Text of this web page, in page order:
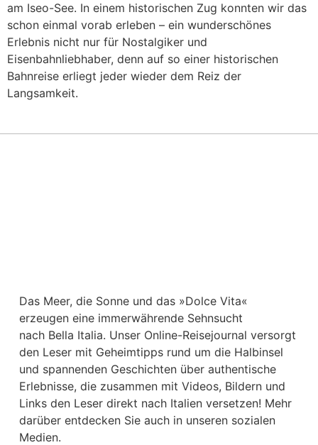
am Iseo-See. In einem historischen Zug konnten wir das
schon einmal vorab erleben – ein wunderschönes
Erlebnis nicht nur für Nostalgiker und
Eisenbahnliebhaber, denn auf so einer historischen
Bahnreise erliegt jeder wieder dem Reiz der
Langsamkeit.
Das Meer, die Sonne und das »Dolce Vita«
erzeugen eine immerwährende Sehnsucht
nach Bella Italia. Unser Online-Reisejournal versorgt
den Leser mit Geheimtipps rund um die Halbinsel
und spannenden Geschichten über authentische
Erlebnisse, die zusammen mit Videos, Bildern und
Links den Leser direkt nach Italien versetzen! Mehr
darüber entdecken Sie auch in unseren sozialen
Medien.